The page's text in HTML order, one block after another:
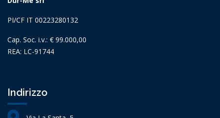
PI/CF IT 00223280132
Cap. Soc. i.v.: € 99.000,00
REA: LC-91744
Indirizzo